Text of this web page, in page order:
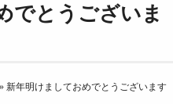
でとうございま
» 新年明けましておめでとうございます